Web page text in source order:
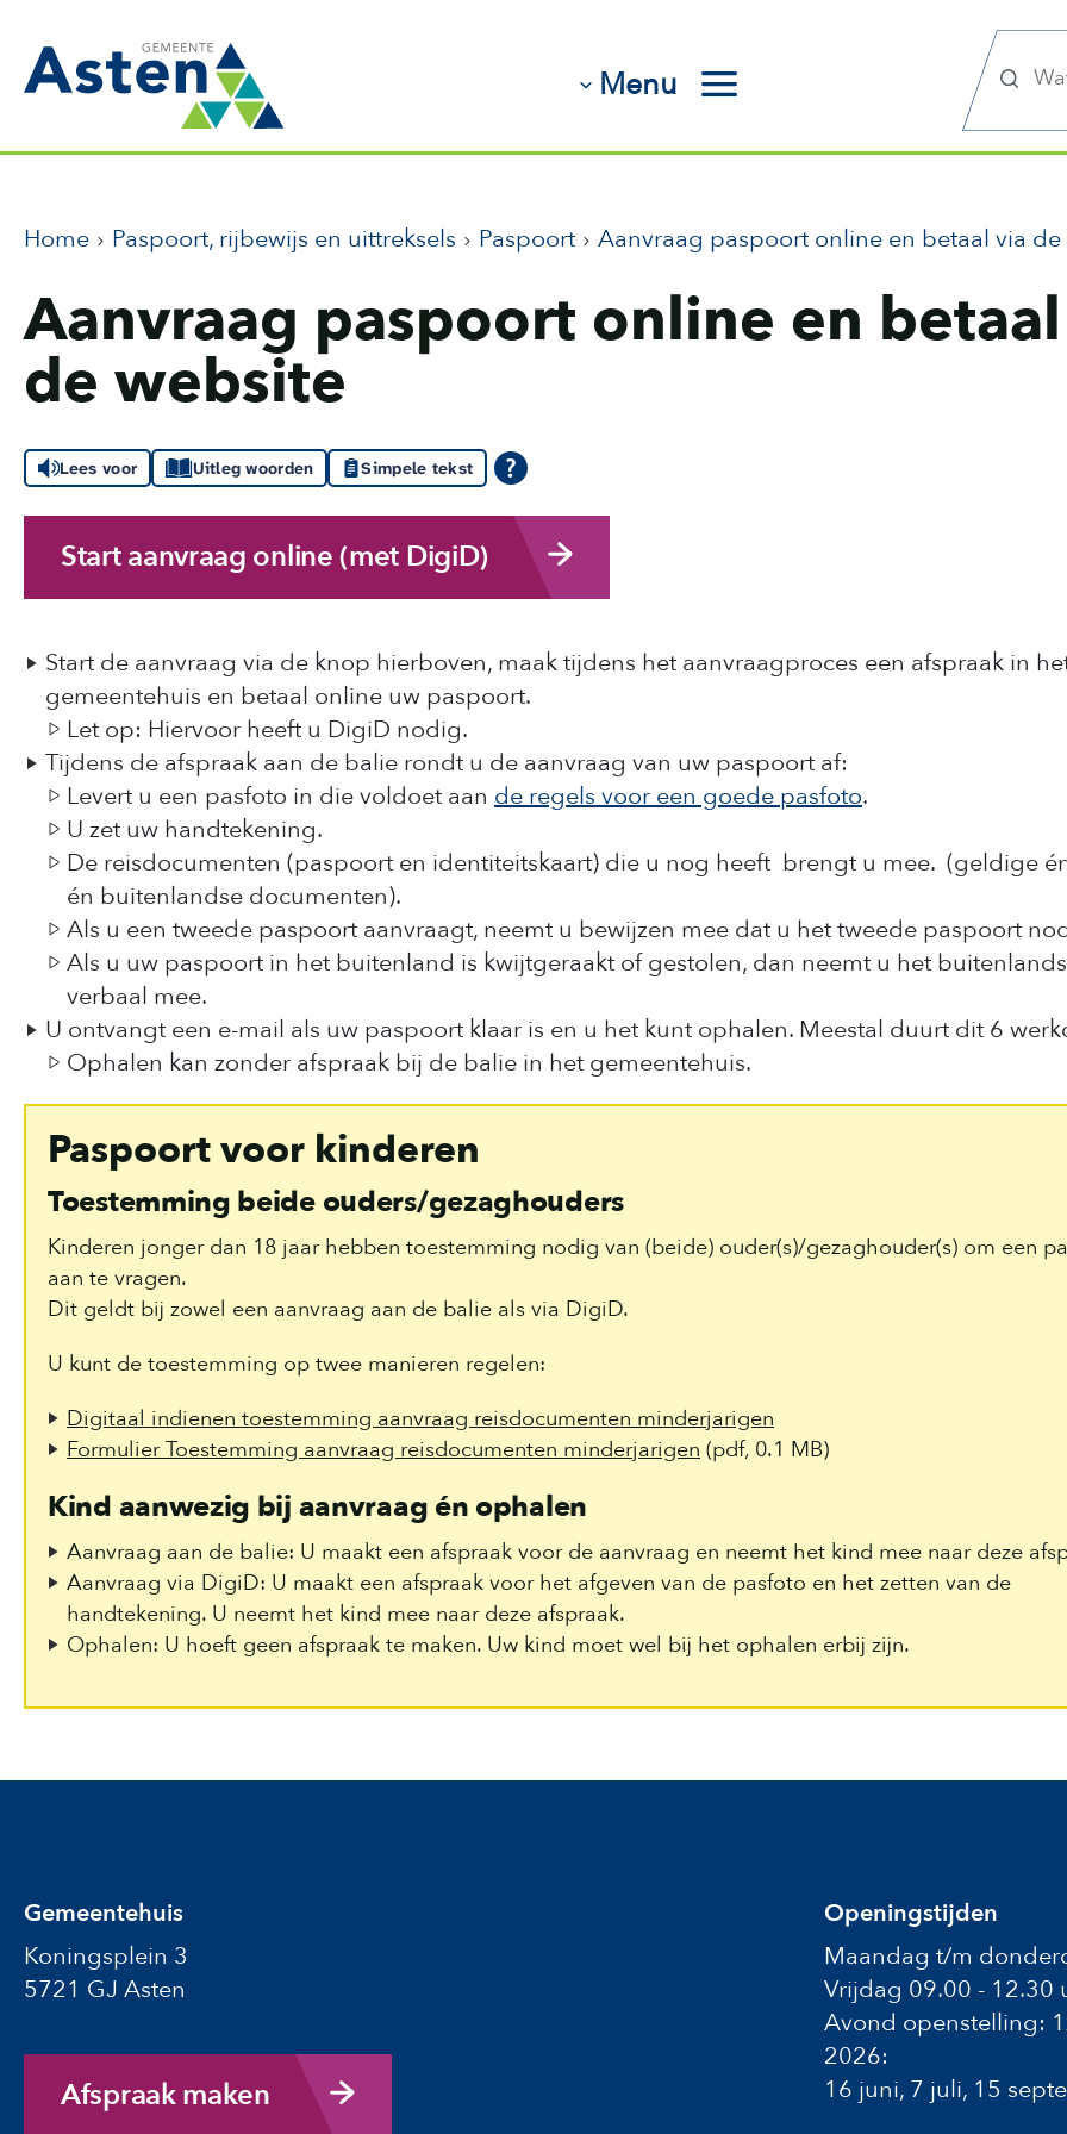
Menu
Home Paspoort, rijbewijs en uittreksels Paspoort Aanvraag paspoort online en betaal via
Aanvraag paspoort online en
de website
Lees voor Uitleg woorden Simpele tekst
Start aanvraag online (met DigiD)
Start de aanvraag via de knop hierboven, maak tijdens het aanvraagproces een afspraak in
gemeentehuis en betaal online uw paspoort.
Let op: Hiervoor heeft u DigiD nodig.
Tijdens de afspraak aan de balie rondt u de aanvraag van uw paspoort af:
Levert u een pasfoto in die voldoet aan de regels voor een goede pasfoto.
U zet uw handtekening.
De reisdocumenten (paspoort en identiteitskaart) die u nog heeft brengt u mee. (geldige
én buitenlandse documenten).
Als u een tweede paspoort aanvraagt, neemt u bewijzen mee dat u het tweede paspoort
Als u uw paspoort in het buitenland is kwijtgeraakt of gestolen, dan neemt u het
verbaal mee.
U ontvangt een e-mail als uw paspoort klaar is en u het kunt ophalen. Meestal duurt dit 6
Ophalen kan zonder afspraak bij de balie in het gemeentehuis.
Paspoort voor kinderen
Toestemming beide ouders/gezaghouders
Kinderen jonger dan 18 jaar hebben toestemming nodig van (beide) ouder(s)/gezaghouder(s) om een
aan te vragen.
Dit geldt bij zowel een aanvraag aan de balie als via DigiD.
U kunt de toestemming op twee manieren regelen:
Digitaal indienen toestemming aanvraag reisdocumenten minderjarigen
Formulier Toestemming aanvraag reisdocumenten minderjarigen (pdf, 0.1 MB)
Kind aanwezig bij aanvraag én ophalen
Aanvraag aan de balie: U maakt een afspraak voor de aanvraag en neemt het kind mee naar deze
Aanvraag via DigiD: U maakt een afspraak voor het afgeven van de pasfoto en het zetten van de
handtekening. U neemt het kind mee naar deze afspraak.
Ophalen: U hoeft geen afspraak te maken. Uw kind moet wel bij het ophalen erbij zijn.
Gemeentehuis
Koningsplein 3
5721 GJ Asten
Afspraak maken
Openingstijden
Maandag t/m
Vrijdag 09.00 - 12.30
Avond openstelling:
2026:
16 juni, 7 juli, 15